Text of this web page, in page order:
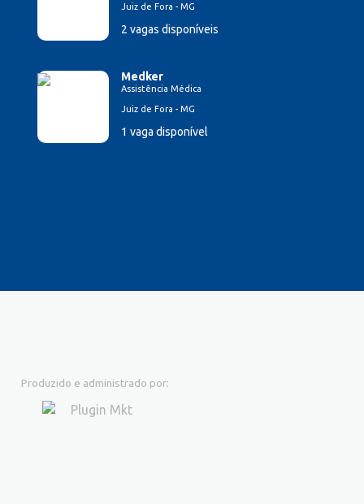
Juiz de Fora - MG
2 vagas disponíveis
Medker
Assistência Médica
Juiz de Fora - MG
1 vaga disponível
Produzido e administrado por: